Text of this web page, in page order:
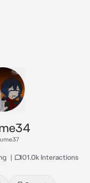
| 101.0k Interactions